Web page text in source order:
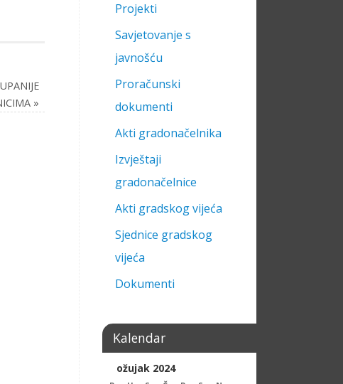
»
Projekti
Savjetovanje s
javnošću
Proračunski
dokumenti
Akti gradonačelnika
Izvještaji
gradonačelnice
Akti gradskog vijeća
Sjednice gradskog
vijeća
Dokumenti
Kalendar
ožujak 2024